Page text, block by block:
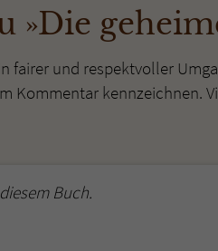
»Die
fairer und respektvoller
Kommentar kennzeichnen.
Buch.